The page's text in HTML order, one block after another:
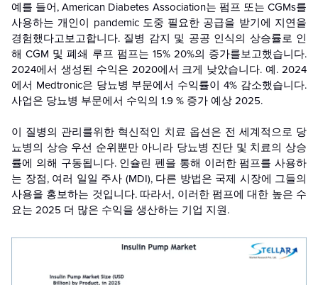
예를 들어, American Diabetes Association는 펌프 또는 CGMs를
사용하는 개인이 pandemic 도중 필요한 공급을 받기에 지연을
경험했다고보고합니다. 질병 감지 및 공공 인식의 상승률로 인
해 CGM 및 폐쇄 루프 펌프는 15% 20%의 증가를보고했습니다.
2024에서 생성된 수익은 2020에서 크게 낮았습니다. 예. 2024
에서 Medtronic은 당뇨병 부문에서 수익률이 4% 감소했습니다.
사업은 당뇨병 부문에서 수익의 1.9 % 증가 예상 2025.
이 질병의 관리를위한 혁신적인 치료 옵션은 전 세계적으로 당
뇨병의 상승 우선 순위뿐만 아니라 당뇨병 진단 및 치료의 상승
률에 의해 구동됩니다. 인슐린 펜을 통해 이러한 펌프를 사용하
는 장점, 여러 일일 주사 (MDI), 다른 방법은 국제 시장에 그들의
사용을 홍보하는 것입니다. 따라서, 이러한 펌프에 대한 높은 수
요는 2025 더 많은 수익을 생산하는 기업 지원.